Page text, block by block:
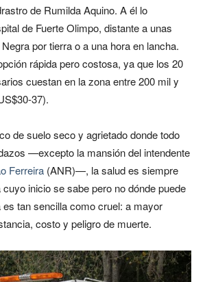
de Rumilda Aquino. A él lo
de Fuerte Olimpo, distante a unas
por tierra o a una hora en lancha.
rápida pero costosa, ya que los 20
cuestan en la zona entre 200 mil y
37).
de suelo seco y agrietado donde todo
—excepto la mansión del intendente
Ferreira (ANR)—, la salud es siempre
inicio se sabe pero no dónde puede
es tan sencilla como cruel: a mayor
costo y peligro de muerte.